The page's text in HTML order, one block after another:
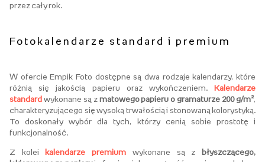
przez cały rok.
Fotokalendarze standard i premium
W ofercie Empik Foto dostępne są dwa rodzaje kalendarzy, które
różnią się jakością papieru oraz wykończeniem. Kalendarze
standard wykonane są z matowego papieru o gramaturze 200 g/m²,
charakteryzującego się wysoką trwałością i stonowaną kolorystyką.
To doskonały wybór dla tych, którzy cenią sobie prostotę i
funkcjonalność.
Z kolei kalendarze premium wykonane są z
błyszczącego,